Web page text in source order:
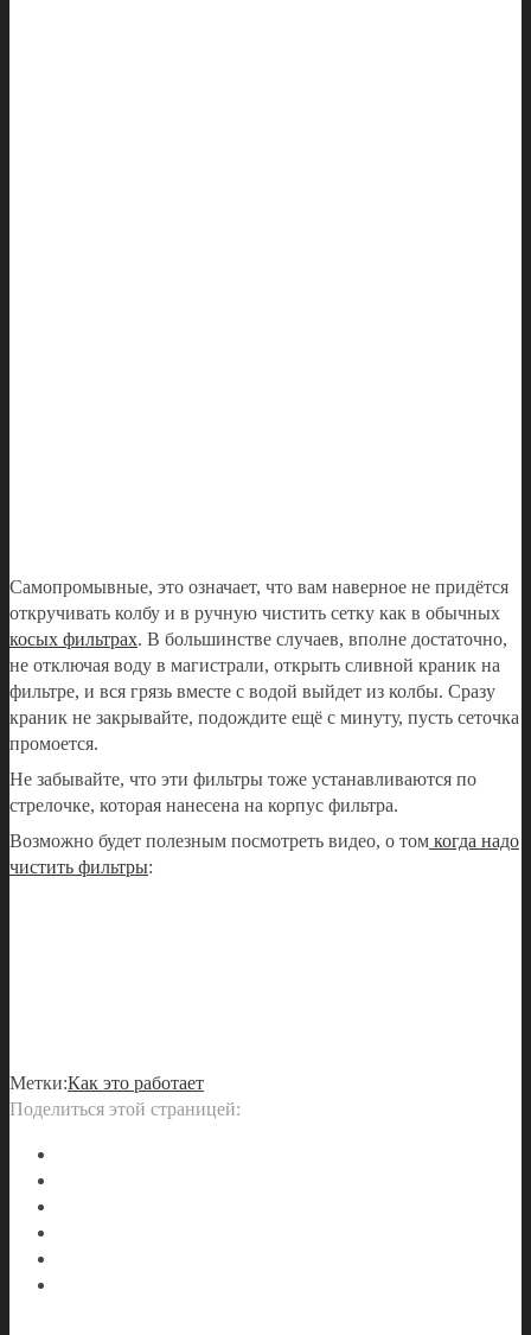
Самопромывные, это означает, что вам наверное не придётся
откручивать колбу и в ручную чистить сетку как в обычных
косых фильтрах. В большинстве случаев, вполне достаточно,
не отключая воду в магистрали, открыть сливной краник на
фильтре, и вся грязь вместе с водой выйдет из колбы. Сразу
краник не закрывайте, подождите ещё с минуту, пусть сеточка
промоется.
Не забывайте, что эти фильтры тоже устанавливаются по
стрелочке, которая нанесена на корпус фильтра.
Возможно будет полезным посмотреть видео, о том когда надо
чистить фильтры:
Метки:Как это работает
Поделиться этой страницей: